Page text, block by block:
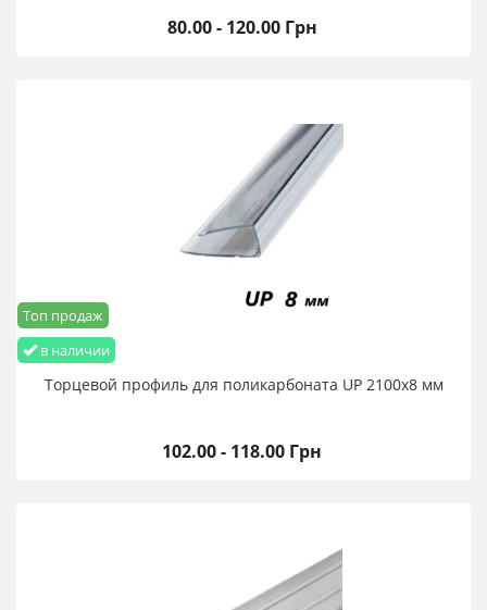
80.00 - 120.00 Грн
в наличии
Топ продаж
Торцевой профиль для поликарбоната UP 2100х8 мм
102.00 - 118.00 Грн